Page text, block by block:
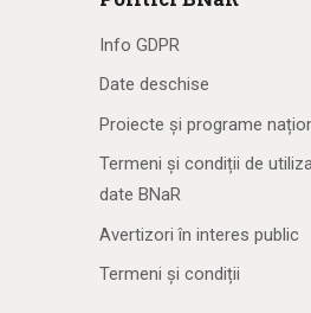
Info GDPR
Date deschise
Proiecte și programe
Termeni și condiții de
date BNaR
Avertizori în interes public
Termeni și condiții